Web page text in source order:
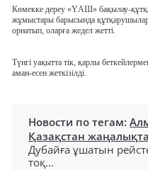
Көмекке дереу «ҮАШ» бақылау-
жұмыстары барысында
орнатып, оларға жедел жетті.
Түнгі уақытта тік, қарлы
аман-есен жеткізілді.
Новости по тегам:
Қазақстан
Дубайға ұшатын
тоқ...